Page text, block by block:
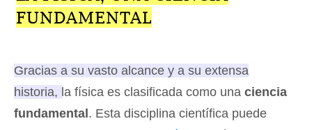
FUNDAMENTAL
Gracias a su vasto alcance y a su extensa
historia, la física es clasificada como una ciencia
fundamental. Esta disciplina científica puede